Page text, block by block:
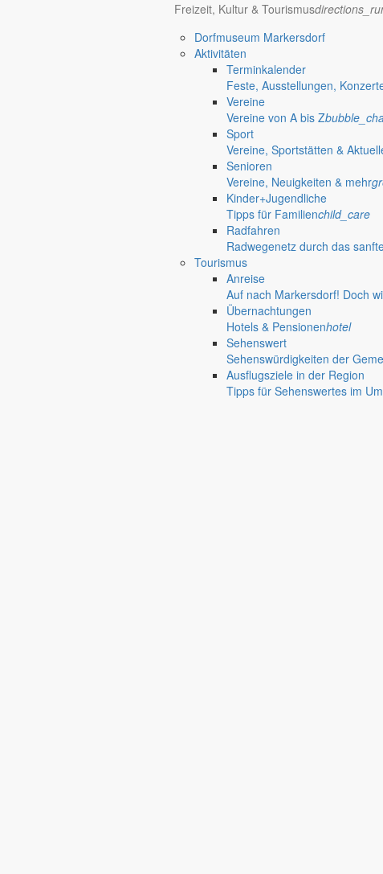
Freizeit, Kultur & Tourismus
Dorfmuseum Markersdorf
Aktivitäten
Terminkalender
Feste, Ausstellungen,
Vereine
Vereine von A bis Z
Sport
Vereine, Sportstätten &
Senioren
Vereine, Neuigkeiten & mehr
Kinder+Jugendliche
Tipps für Familienchild_care
Radfahren
Radwegenetz durch das
Tourismus
Anreise
Auf nach Markersdorf! Doch
Übernachtungen
Hotels & Pensionenhotel
Sehenswert
Sehenswürdigkeiten der
Ausflugsziele in der Region
Tipps für Sehenswertes im
Unser Beratungsbus in Markersdorf
70 Jahre Jubiläumsturniere
Kinderhaus „Wirbelwind“ lädt regelmäßig zur Schnupper- und Spielstunde
Spielend die Kinderkrippe kennenlernen
Das Kinderhaus „Wirbelwind“ lädt Kinder von null bis drei Jahren mit
An zentralen Punkten in der Gemeinde Markersdorf
Errichtung von zwei Fahrrad-
Auf Anregung von Einwohnern sollen in den Ortsteilen Markersdorf und
Mitglieder- und Wahlveranstaltung